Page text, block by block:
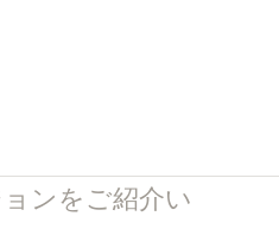
ンをご紹介い